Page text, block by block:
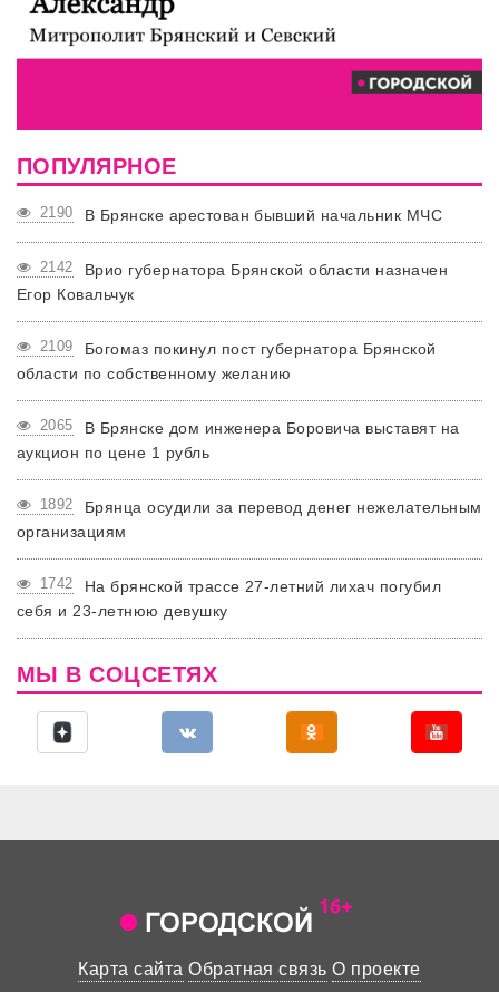
ПОПУЛЯРНОЕ
2190 В Брянске арестован бывший начальник МЧС
2142
Врио губернатора Брянской области назначен
Егор Ковальчук
2109
Богомаз покинул пост губернатора Брянской
области по собственному желанию
2065
В Брянске дом инженера Боровича выставят на
аукцион по цене 1 рубль
1892
Брянца осудили за перевод денег нежелательным
организациям
1742
На брянской трассе 27-летний лихач погубил
себя и 23-летнюю девушку
МЫ В СОЦСЕТЯХ
Карта сайта Обратная связь О проекте